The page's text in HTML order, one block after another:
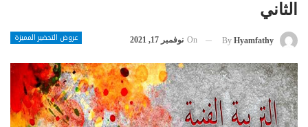
الثاني
عروض التحضير المميزة By Hyamfathy
On نوفمبر 17, 2021